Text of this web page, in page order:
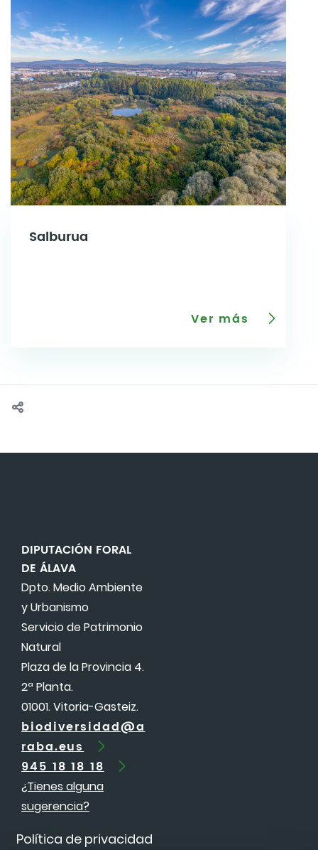
Salburua
Ver más
Política de privacidad
DIPUTACIÓN FORAL
DE ÁLAVA
Dpto. Medio Ambiente
y Urbanismo
Servicio de Patrimonio
Natural
Plaza de la Provincia 4.
2ª Planta.
01001. Vitoria-Gasteiz.
biodiversidad@a
raba.eus
945 18 18 18
¿Tienes alguna
sugerencia?